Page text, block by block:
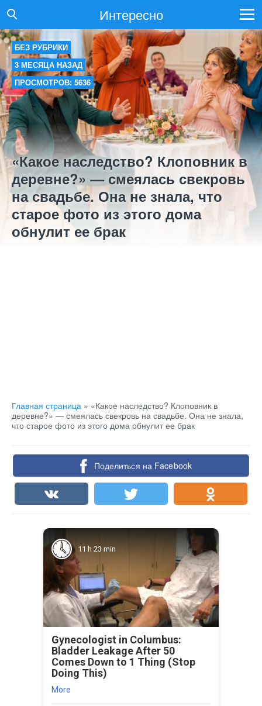
Интересно
БЕЗ РУБРИКИ
3 МЕСЯЦА НАЗАД
ПРОСМОТРОВ: 5636
«Какое наследство? Клоповник в
деревне?» — смеялась свекровь
на свадьбе. Она не знала, что
старое фото из этого дома
обнулит ее брак
Главная страница » «Какое наследство? Клоповник в
деревне?» — смеялась свекровь на свадьбе. Она не знала,
что старое фото из этого дома обнулит ее брак
Поделиться на Facebook
11 h 23 min
Gynecologist in Columbus:
Bladder Leakage After 50
Comes Down to 1 Thing (Stop
Doing This)
More